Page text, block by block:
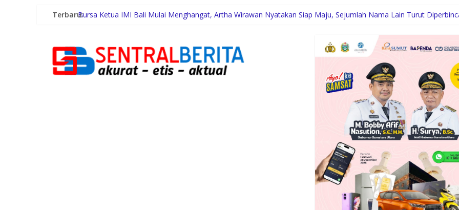
Terbaru:Bursa Ketua IMI Bali Mulai Menghangat, Artha Wirawan Nyatakan Siap Maju, Sejumlah Nama Lain Turut
Terima Audiensi BNKP, Gubernur Bobby Nasution Paparkan Tiga Prioritas Pembangunan Kepulauan Nias
Swiss-Belhotel Rainforest: Oase Tropis di Tengah Dinamika Sunset Road
Gugik.id Perkuat Infrastruktur IT Nasional Lewat Layanan Distributor Server Enterprise